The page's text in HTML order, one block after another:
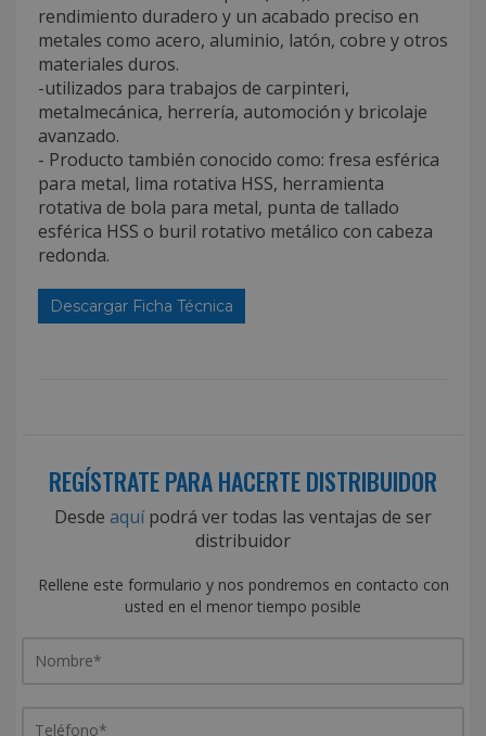
rendimiento duradero y un acabado preciso en
metales como acero, aluminio, latón, cobre y otros
materiales duros.
-utilizados para trabajos de carpinteri,
metalmecánica, herrería, automoción y bricolaje
avanzado.
- Producto también conocido como: fresa esférica
para metal, lima rotativa HSS, herramienta
rotativa de bola para metal, punta de tallado
esférica HSS o buril rotativo metálico con cabeza
redonda.
Descargar Ficha Técnica
REGÍSTRATE PARA HACERTE DISTRIBUIDOR
Desde aquípodrá ver todas las ventajas de ser
distribuidor
Rellene este formulario y nos pondremos en contacto con
usted en el menor tiempo posible